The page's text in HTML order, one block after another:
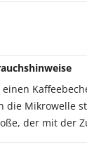
einen
die Mikrowelle
der mit der